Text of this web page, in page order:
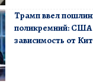
Трамп ввел
поликремний: США
зависимость от